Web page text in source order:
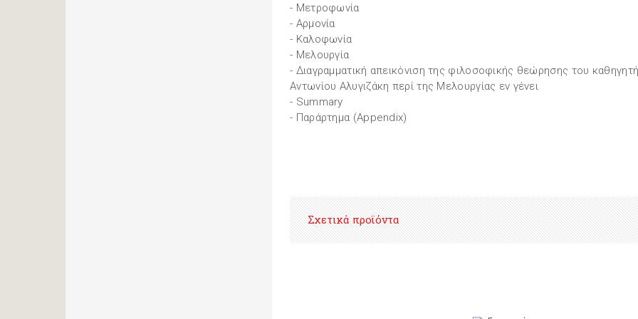
- Μετροφωνία
- Αρμονία
- Καλοφωνία
- Μελουργία
- Διαγραμματική απεικόνιση της φιλοσοφικής θεώρησης του
Αντωνίου Αλυγιζάκη περί της Μελουργίας εν γένει
- Summary
- Παράρτημα (Appendix)
Σχετικά προϊόντα